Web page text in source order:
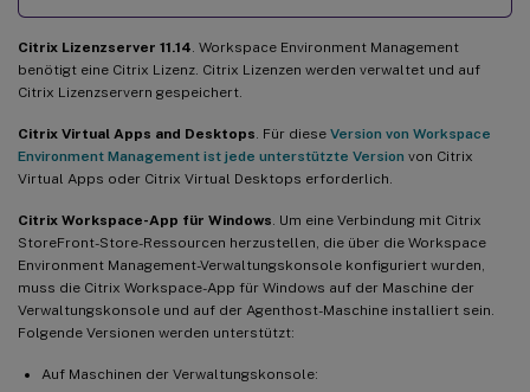
Citrix Lizenzserver 11.14 . Workspace Environment Management
benötigt eine Citrix Lizenz. Citrix Lizenzen werden verwaltet und auf
Citrix Lizenzservern gespeichert.
Citrix Virtual Apps and Desktops . Für diese Version von Workspace
Environment Management ist jede unterstützte Version von Citrix
Virtual Apps oder Citrix Virtual Desktops erforderlich.
Citrix Workspace-App für Windows . Um eine Verbindung mit Citrix
StoreFront-Store-Ressourcen herzustellen, die über die Workspace
Environment Management-Verwaltungskonsole konfiguriert wurden,
muss die Citrix Workspace-App für Windows auf der Maschine der
Verwaltungskonsole und auf der Agenthost-Maschine installiert sein.
Folgende Versionen werden unterstützt:
Auf Maschinen der Verwaltungskonsole: